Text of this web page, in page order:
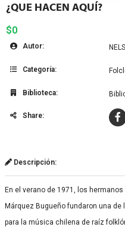
¿QUE HACEN AQUÍ?
$0
Autor:
Categoría:
Biblioteca:
Share:
Descripción:
En el verano de 1971, los
Márquez Bugueño fundaron una
para la música chilena de raíz